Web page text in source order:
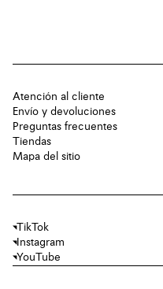
Atención al cliente
Envío y devoluciones
Preguntas frecuentes
Tiendas
Mapa del sitio
TikTok
Instagram
YouTube